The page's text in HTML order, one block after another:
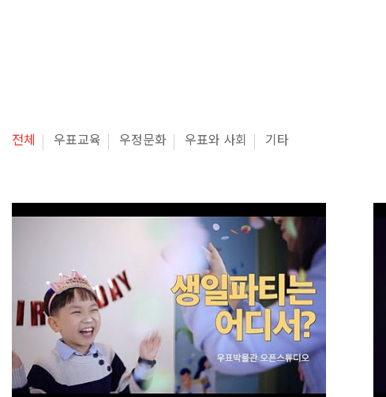
전체 우표교육 우정문화 우표와 사회 기타